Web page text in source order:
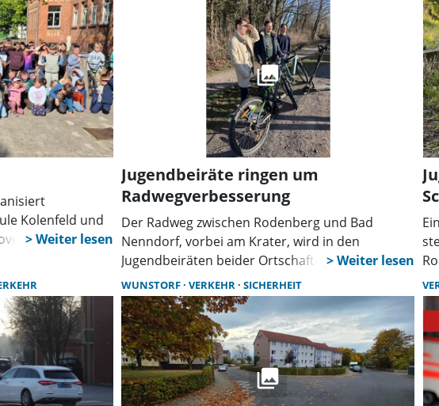
Kolenfeld und
erneut den
Jugendbeiräte ringen um
Radwegverbesserung
Der Radweg zwischen Rodenberg und Bad
Nenndorf, vorbei am Krater, wird in den
Jugendbeiräten beider Ortschaften
großgeschrieben. Beide Jugendbeiräte haben
bereits vor rund sechs Jahren politische
Anfragen zu diesem Radweg angestoßen. Bis zu
2.000 Radfahrer nutzen diese Wegführung
täglich.
WUNSTORF VERKEHR SICHERHEIT